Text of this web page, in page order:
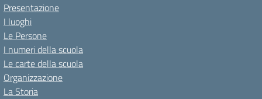
Presentazione
I luoghi
Le Persone
I numeri della scuola
Le carte della scuola
Organizzazione
La Storia